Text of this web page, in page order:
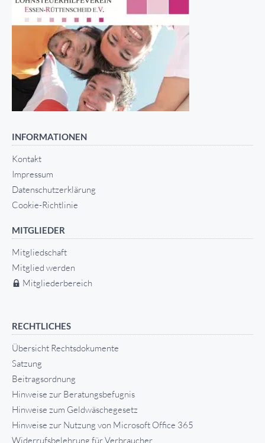
INFORMATIONEN
Kontakt
Impressum
Datenschutzerklärung
Cookie-Richtlinie
MITGLIEDER
Mitgliedschaft
Mitglied werden
Mitgliederbereich
RECHTLICHES
Übersicht Rechtsdokumente
Satzung
Beitragsordnung
Hinweise zur Beratungsbefugnis
Hinweise zum Geldwäschegesetz
Hinweise zur Nutzung von Microsoft Office 365
Widerrufsbelehrung für Verbraucher